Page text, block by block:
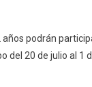
años podrán
del 20 de julio al 1